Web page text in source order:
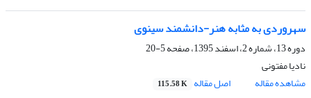
سهروردی به مثابه هنر-دانشمند سینوی
دوره 13، شماره 2، اسفند 1395، صفحه
5-20
نادیا مفتونی
مشاهده مقاله
اصل مقاله 115.58 K